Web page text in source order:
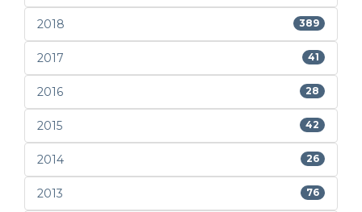
2018 389
2017 41
2016 28
2015 42
2014 26
2013 76